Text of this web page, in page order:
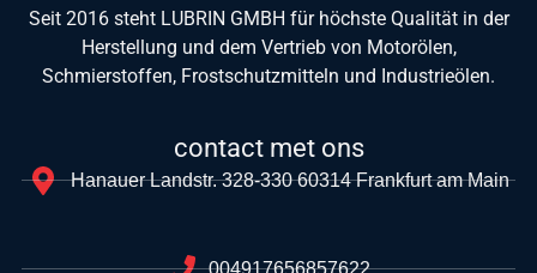
Seit 2016 steht LUBRIN GMBH für höchste Qualität in der
Herstellung und dem Vertrieb von Motorölen,
Schmierstoffen, Frostschutzmitteln und Industrieölen.
contact met ons
Hanauer Landstr. 328-330 60314 Frankfurt am Main
004917656857622